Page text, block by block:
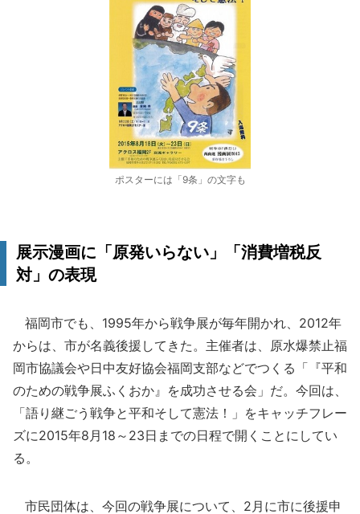
ポスターには「9条」の文字も
展示漫画に「原発いらない」「消費増税反
対」の表現
福岡市でも、1995年から戦争展が毎年開かれ、2012年
からは、市が名義後援してきた。主催者は、原水爆禁止福
岡市協議会や日中友好協会福岡支部などでつくる「『平和
のための戦争展ふくおか』を成功させる会」だ。今回は、
「語り継ごう戦争と平和そして憲法！」をキャッチフレー
ズに2015年8月18～23日までの日程で開くことにしてい
る。
市民団体は、今回の戦争展について、2月に市に後援申